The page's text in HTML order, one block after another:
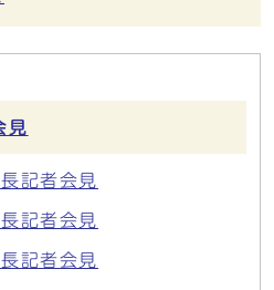
見
記者会見
記者会見
記者会見